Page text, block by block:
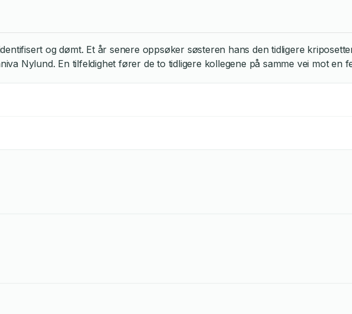
og dømt. Et år senere oppsøker søsteren hans den tidligere
Nylund. En tilfeldighet fører de to tidligere kollegene på samme vei mot en